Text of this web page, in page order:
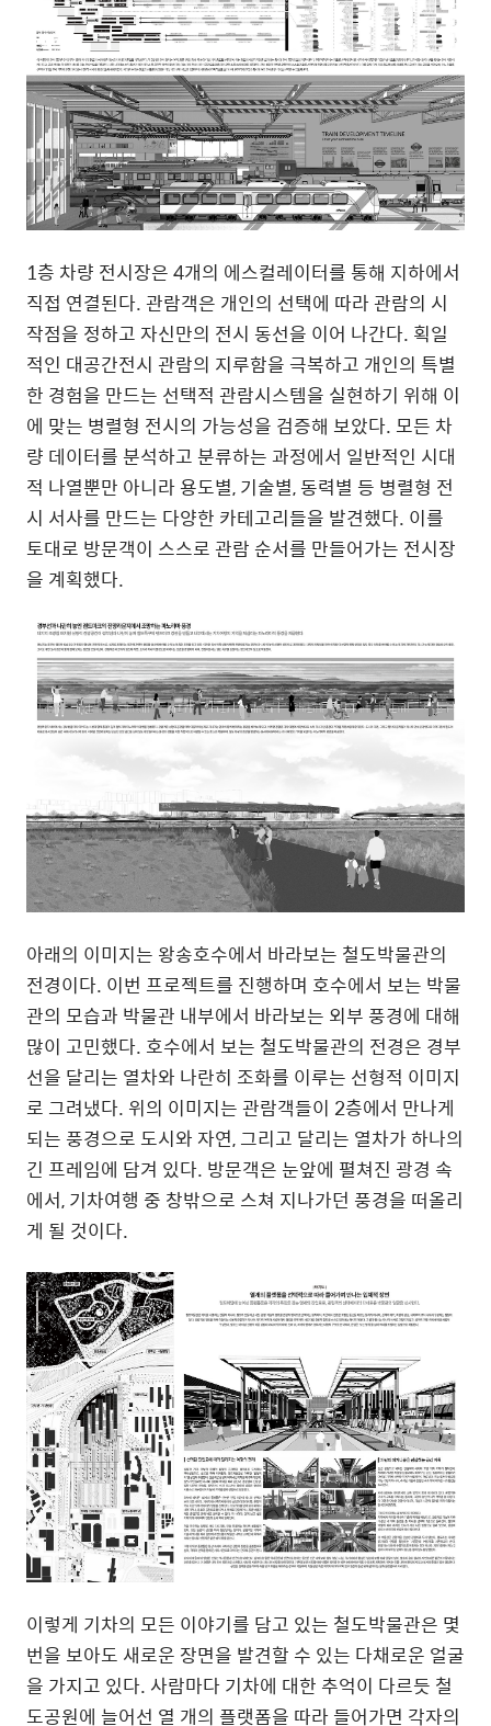
1층 차량 전시장은4개의 에스컬레이터를 통해 지하에서
직접 연결된다.관람객은 개인의 선택에 따라 관람의 시
작점을 정하고 자신만의 전시 동선을 이어 나간다. 획일
적인 대공간전시 관람의 지루함을 극복하고 개인의 특별
한 경험을 만드는 선택적 관람시스템을 실현하기 위해 이
에 맞는 병렬형 전시의 가능성을 검증해 보았다. 모든 차
량 데이터를 분석하고 분류하는 과정에서 일반적인 시대
적 나열뿐만 아니라 용도별,기술별,동력별 등 병렬형 전
시 서사를 만드는 다양한 카테고리들을 발견했다. 이를
토대로 방문객이 스스로 관람 순서를 만들어가는 전시장
을 계획했다.
아래의 이미지는 왕송호수에서 바라보는 철도박물관의
전경이다. 이번 프로젝트를 진행하며 호수에서 보는 박물
관의 모습과 박물관 내부에서 바라보는 외부 풍경에 대해
많이 고민했다. 호수에서 보는 철도박물관의 전경은 경부
선을 달리는 열차와 나란히 조화를 이루는 선형적 이미지
로 그려냈다. 위의 이미지는 관람객들이 2층에서 만나게
되는 풍경으로 도시와 자연,그리고 달리는 열차가 하나의
긴 프레임에 담겨 있다. 방문객은 눈앞에 펼쳐진 광경 속
에서,기차여행 중 창밖으로 스쳐 지나가던 풍경을 떠올리
게 될 것이다.
이렇게 기차의 모든 이야기를 담고 있는 철도박물관은 몇
번을 보아도 새로운 장면을 발견할 수 있는 다채로운 얼굴
을 가지고 있다. 사람마다 기차에 대한 추억이 다르듯 철
도공원에 늘어선 열 개의 플랫폼을 따라 들어가면 각자의